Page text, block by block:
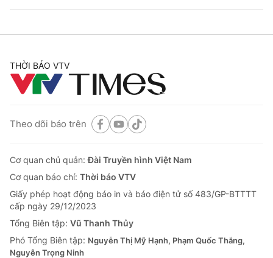
THỜI BÁO VTV
Theo dõi báo trên
Cơ quan chủ quản:Đài Truyền hình Việt Nam
Cơ quan báo chí: Thời báo VTV
Giấy phép hoạt động báo in và báo điện tử số 483/GP-BTTTT
cấp ngày 29/12/2023
Tổng Biên tập: Vũ Thanh Thủy
Phó Tổng Biên tập: Nguyễn Thị Mỹ Hạnh, Phạm Quốc Thắng,
Nguyễn Trọng Ninh